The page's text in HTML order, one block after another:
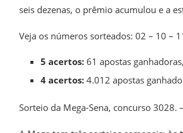
seis dezenas, o prêmio acumulou e a
Veja os números sorteados: 02 – 10 –
5 acertos: 61 apostas
4 acertos: 4.012 apostas
Sorteio da Mega-Sena, concurso